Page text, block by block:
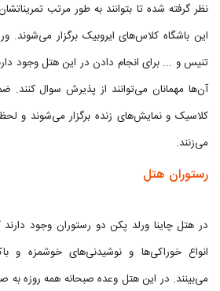
نظر گرفته شده تا بتوانند به طور مرتب
این باشگاه کلاس‌های ایروبیک برگزار می‌شوند.
تنیس و ... برای انجام دادن در این هتل وجود
آن‌ها مهمانان می‌توانند از پذیرش سوال
کلاسیک و نمایش‌های زنده برگزار می‌شوند و
می‌زنند.
رستوران هتل
در هتل چاینا ورلد پکن دو رستوران وجود
انواع خوراکی‌ها و نوشیدنی‌های خوشمزه و
می‌بینند. در این هتل وعده صبحانه همه روزه به